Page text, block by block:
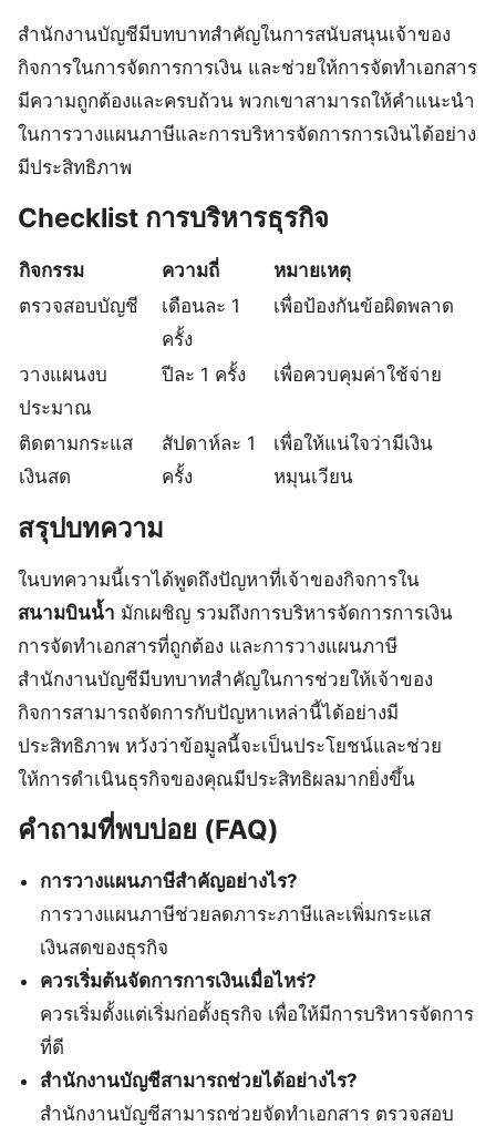
สำนักงานบัญชีมีบทบาทสำคัญในการสนับสนุนเจ้าของ
กิจการในการจัดการการเงิน และช่วยให้การจัดทำเอกสาร
มีความถูกต้องและครบถ้วน พวกเขาสามารถให้คำแนะนำ
ในการวางแผนภาษีและการบริหารจัดการการเงินได้อย่าง
มีประสิทธิภาพ
Checklist การบริหารธุรกิจ
กิจกรรม ความถี่
หมายเหตุ
ตรวจสอบบัญชี
เดือนละ 1
ครั้ง
เพื่อป้องกันข้อผิดพลาด
วางแผนงบ
ประมาณ
ปีละ 1 ครั้ง เพื่อควบคุมค่าใช้จ่าย
ติดตามกระแส
เงินสด
สัปดาห์ละ 1
ครั้ง
เพื่อให้แน่ใจว่ามีเงิน
หมุนเวียน
สรุปบทความ
ในบทความนี้เราได้พูดถึงปัญหาที่เจ้าของกิจการใน
สนามบินน้ำ มักเผชิญ รวมถึงการบริหารจัดการการเงิน
การจัดทำเอกสารที่ถูกต้อง และการวางแผนภาษี
สำนักงานบัญชีมีบทบาทสำคัญในการช่วยให้เจ้าของ
กิจการสามารถจัดการกับปัญหาเหล่านี้ได้อย่างมี
ประสิทธิภาพ หวังว่าข้อมูลนี้จะเป็นประโยชน์และช่วย
ให้การดำเนินธุรกิจของคุณมีประสิทธิผลมากยิ่งขึ้น
คำถามที่พบบ่อย (FAQ)
การวางแผนภาษีสำคัญอย่างไร?
การวางแผนภาษีช่วยลดภาระภาษีและเพิ่มกระแส
เงินสดของธุรกิจ
ควรเริ่มต้นจัดการการเงินเมื่อไหร่?
ควรเริ่มตั้งแต่เริ่มก่อตั้งธุรกิจ เพื่อให้มีการบริหารจัดการ
ที่ดี
สำนักงานบัญชีสามารถช่วยได้อย่างไร?
สำนักงานบัญชีสามารถช่วยจัดทำเอกสาร ตรวจสอบ